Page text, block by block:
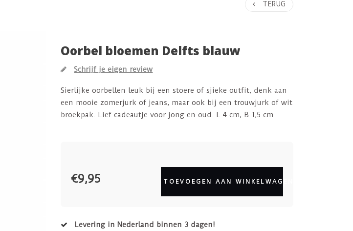
TERUG
Oorbel bloemen Delfts blauw
Schrijf je eigen review
Sierlijke oorbellen leuk bij een stoere of sjieke outfit, denk aan
een mooie zomerjurk of jeans, maar ook bij een trouwjurk of wit
broekpak. Lief cadeautje voor jong en oud. L 4 cm, B 1,5 cm
€9,95 TOEVOEGEN AAN WINKELWAGEN
Levering in Nederland binnen 3 dagen!